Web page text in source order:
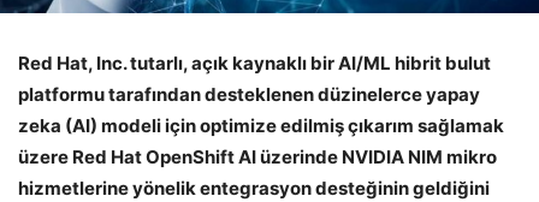
Red Hat, Inc. tutarlı, açık kaynaklı bir AI/ML hibrit bulut
platformu tarafından desteklenen düzinelerce yapay
zeka (AI) modeli için optimize edilmiş çıkarım sağlamak
üzere Red Hat OpenShift AI üzerinde NVIDIA NIM mikro
hizmetlerine yönelik entegrasyon desteğinin geldiğini